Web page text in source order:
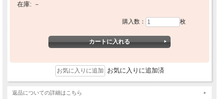
在庫: －
購入数： 枚
お気に入りに追加済
返品についての詳細はこちら